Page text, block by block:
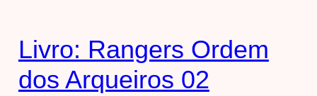
Livro: Rangers Ordem
dos Arqueiros 02